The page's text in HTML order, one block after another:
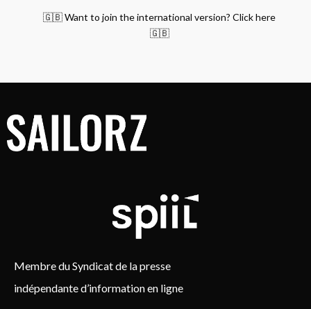
🇬🇧 Want to join the international version? Click here
🇬🇧
Membre du Syndicat de la presse
indépendante d’information en ligne